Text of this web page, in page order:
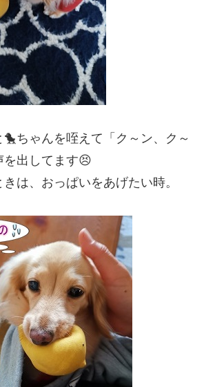
ちゃんを咥えて「ク～ン、ク～
を出してます😣
は、おっぱいをあげたい時。